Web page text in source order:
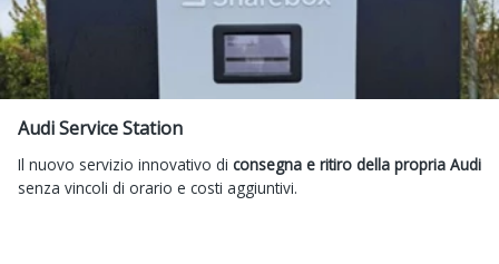
Audi Service Station
Il nuovo servizio innovativo di consegna e ritiro della propria Audi
senza vincoli di orario e costi aggiuntivi.